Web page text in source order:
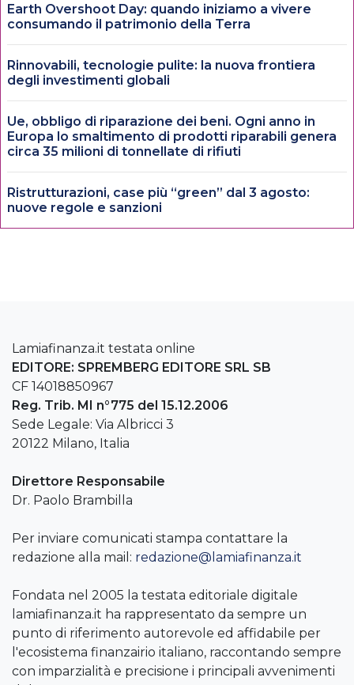
Earth Overshoot Day: quando iniziamo a vivere
consumando il patrimonio della Terra
Rinnovabili, tecnologie pulite: la nuova frontiera
degli investimenti globali
Ue, obbligo di riparazione dei beni. Ogni anno in
Europa lo smaltimento di prodotti riparabili genera
circa 35 milioni di tonnellate di rifiuti
Ristrutturazioni, case più “green” dal 3 agosto:
nuove regole e sanzioni
Lamiafinanza.it testata online
EDITORE: SPREMBERG EDITORE SRL SB
CF 14018850967
Reg. Trib. MI n°775 del 15.12.2006
Sede Legale: Via Albricci 3
20122 Milano, Italia
Direttore Responsabile
Dr. Paolo Brambilla
Per inviare comunicati stampa contattare la
redazione alla mail: redazione@lamiafinanza.it
Fondata nel 2005 la testata editoriale digitale
lamiafinanza.it ha rappresentato da sempre un
punto di riferimento autorevole ed affidabile per
l'ecosistema finanzairio italiano, raccontando sempre
con imparzialità e precisione i principali avvenimenti